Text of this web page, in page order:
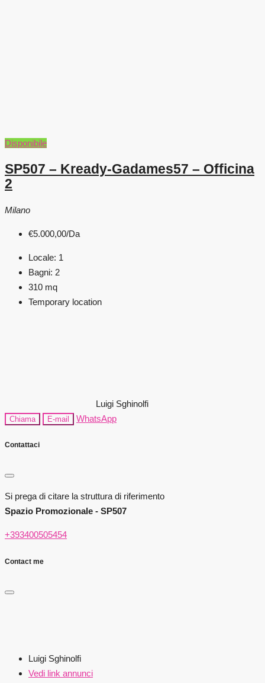
Disponibile
SP507 – Kready-Gadames57 – Officina
2
Milano
€5.000,00/Da
Locale: 1
Bagni: 2
310 mq
Temporary location
Luigi Sghinolfi
Chiama E-mail WhatsApp
Contattaci
Si prega di citare la struttura di riferimento
Spazio Promozionale - SP507
+393400505454
Contact me
Luigi Sghinolfi
Vedi link annunci